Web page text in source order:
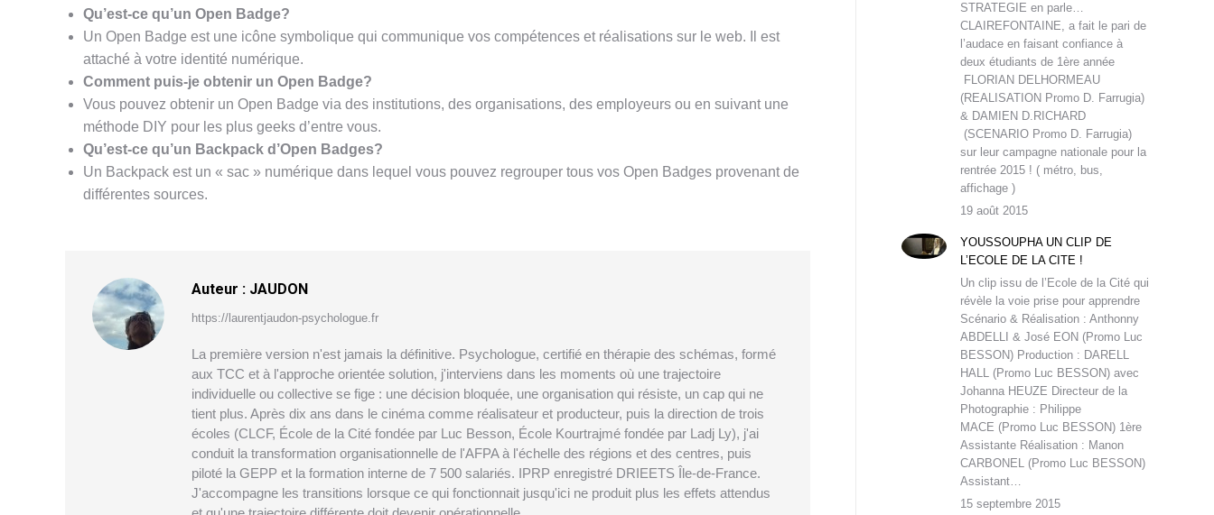
Qu’est-ce qu’un Open Badge?
Un Open Badge est une icône symbolique qui communique vos compétences et réalisations sur le web. Il est
attaché à votre identité numérique.
Comment puis-je obtenir un Open Badge?
Vous pouvez obtenir un Open Badge via des institutions, des organisations, des employeurs ou en suivant une
méthode DIY pour les plus geeks d’entre vous.
Qu’est-ce qu’un Backpack d’Open Badges?
Un Backpack est un « sac » numérique dans lequel vous pouvez regrouper tous vos Open Badges provenant de
différentes sources.
Auteur : JAUDON
https://laurentjaudon-psychologue.fr
La première version n'est jamais la définitive. Psychologue, certifié en thérapie des schémas, formé
aux TCC et à l'approche orientée solution, j'interviens dans les moments où une trajectoire
individuelle ou collective se fige : une décision bloquée, une organisation qui résiste, un cap qui ne
tient plus. Après dix ans dans le cinéma comme réalisateur et producteur, puis la direction de trois
écoles (CLCF, École de la Cité fondée par Luc Besson, École Kourtrajmé fondée par Ladj Ly), j'ai
conduit la transformation organisationnelle de l'AFPA à l'échelle des régions et des centres, puis
piloté la GEPP et la formation interne de 7 500 salariés. IPRP enregistré DRIEETS Île-de-France.
J'accompagne les transitions lorsque ce qui fonctionnait jusqu'ici ne produit plus les effets attendus
STRATEGIE en parle…
CLAIREFONTAINE, a fait le pari de
l’audace en faisant confiance à
deux étudiants de 1ère année
FLORIAN DELHORMEAU
(REALISATION Promo D. Farrugia)
& DAMIEN D.RICHARD
(SCENARIO Promo D. Farrugia)
sur leur campagne nationale pour la
rentrée 2015 ! ( métro, bus,
affichage )
19 août 2015
YOUSSOUPHA UN CLIP DE
L’ECOLE DE LA CITE !
Un clip issu de l’Ecole de la Cité qui
révèle la voie prise pour apprendre
Scénario & Réalisation : Anthonny
ABDELLI & José EON (Promo Luc
BESSON) Production : DARELL
HALL (Promo Luc BESSON) avec
Johanna HEUZE Directeur de la
Photographie : Philippe
MACE (Promo Luc BESSON) 1ère
Assistante Réalisation : Manon
CARBONEL (Promo Luc BESSON)
Assistant…
15 septembre 2015